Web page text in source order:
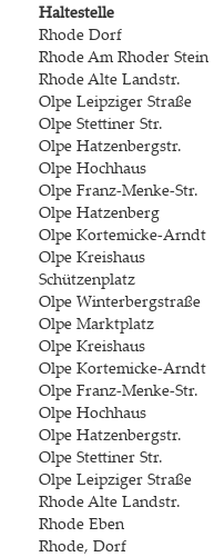
Hal­te­stel­le
Rho­de Dorf
Rho­de Am Rho­der Stein
Rho­de Alte Landstr.
Olpe Leip­zi­ger Straße
Olpe Stet­ti­ner Str.
Olpe Hat­zen­berg­str.
Olpe Hoch­haus
Olpe Franz-Men­ke-Str.
Olpe Hat­zen­berg
Olpe Kor­te­mi­cke-Arndt
Olpe Kreis­haus
Schüt­zen­platz
Olpe Win­ter­berg­stra­ße
Olpe Markt­platz
Olpe Kreis­haus
Olpe Kor­te­mi­cke-Arndt
Olpe Franz-Men­ke-Str.
Olpe Hoch­haus
Olpe Hat­zen­berg­str.
Olpe Stet­ti­ner Str.
Olpe Leip­zi­ger Straße
Rho­de Alte Landstr.
Rho­de Eben
Rho­de, Dorf